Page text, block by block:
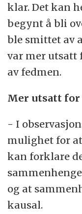
klar. Det kan
begynt å bli
ble smittet av
var mer utsatt
av fedmen.
Mer utsatt for
- I
mulighet for
kan forklare
og at
kausal.